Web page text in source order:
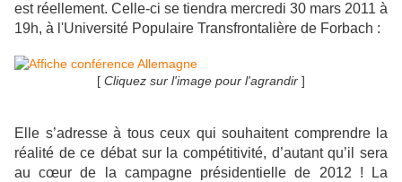
est réellement. Celle-ci se tiendra mercredi 30 mars 2011 à
19h, à l'Université Populaire Transfrontalière de Forbach :
[ Cliquez sur l'image pour l'agrandir ]
Elle s’adresse à tous ceux qui souhaitent comprendre la
réalité de ce débat sur la compétitivité, d’autant qu’il sera
au cœur de la campagne présidentielle de 2012 ! La